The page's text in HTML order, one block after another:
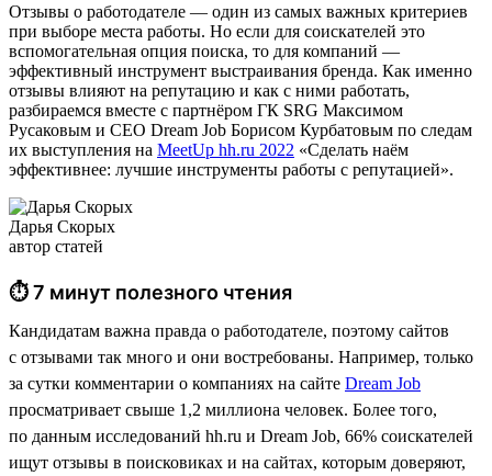
Отзывы о работодателе — один из самых важных критериев
при выборе места работы. Но если для соискателей это
вспомогательная опция поиска, то для компаний —
эффективный инструмент выстраивания бренда. Как именно
отзывы влияют на репутацию и как с ними работать,
разбираемся вместе с партнёром ГК SRG Максимом
Русаковым и CEO Dream Job Борисом Курбатовым по следам
их выступления на MeetUp hh.ru 2022 «Сделать наём
эффективнее: лучшие инструменты работы с репутацией».
Дарья Скорых
автор статей
⏱ 7 минут полезного чтения
Кандидатам важна правда о работодателе, поэтому сайтов
с отзывами так много и они востребованы. Например, только
за сутки комментарии о компаниях на сайте Dream Job
просматривает свыше 1,2 миллиона человек. Более того,
по данным исследований hh.ru и Dream Job, 66% соискателей
ищут отзывы в поисковиках и на сайтах, которым доверяют,